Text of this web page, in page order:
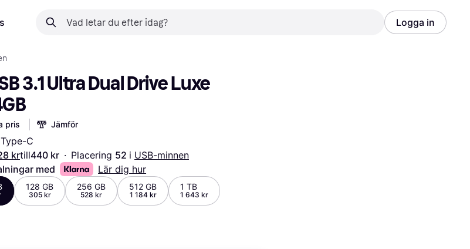
Logga in
3.1 Ultra Dual Drive Luxe
pris Jämför
C
krtill440 kr · Placering 52 i USB-minnen
med
Lär dig hur
128 GB
305 kr
256 GB
528 kr
512 GB
1 184 kr
1 TB
1 643 kr